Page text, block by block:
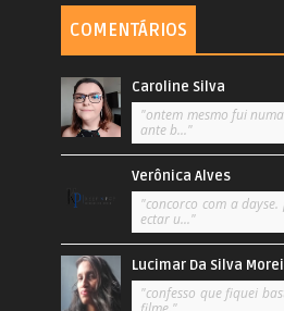
COMENTÁRIOS
Caroline Silva
"ontem mesmo fui
ante b..."
Verônica Alves
"concorco com a dayse.
ectar u..."
Lucimar Da Silva
"confesso que fiquei